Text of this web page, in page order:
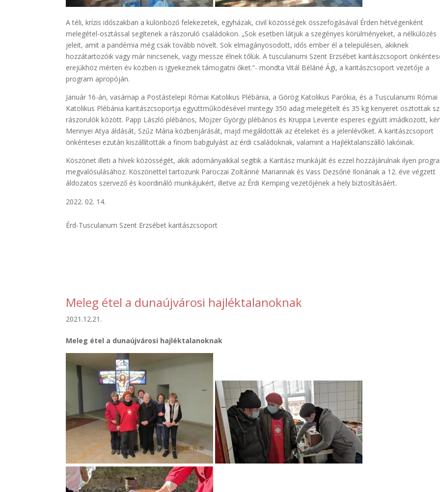
A téli, krízis időszakban a különböző felekezetek, egyházak, civil közösségek összefogásával Érden hétvégenként
melegétel-osztással segítenek a rászoruló családokon. „Sok esetben látjuk a szegényes körülményeket, a nélkülözés
jeleit, amit a pandémia még csak tovább növelt. Sok elmagányosodott, idős ember él a településen, akiknek
hozzátartozóik vagy már nincsenek, vagy messze élnek tőlük. A tusculanumi Szent Erzsébet karitászcsoport
erejükhöz mérten év közben is igyekeznek támogatni őket.”- mondta Vitál Béláné Ági, a karitászcsoport vezetője a
program apropóján.
Január 16-án, vasárnap a Postástelepi Római Katolikus Plébánia, a Görög Katolikus Parókia, és a Tusculanumi Római
Katolikus Plébánia karitászcsoportja együttműködésével mintegy 350 adag melegételt és 35 kg kenyeret osztottak
rászorulók között. Papp László plébános, Mojzer György plébános és Kruppa Levente esperes együtt imádkozott,
Mennyei Atya áldását, Szűz Mária közbenjárását, majd megáldották az ételeket és a jelenlévőket. A karitászcsoport
önkéntesei ezután kiszállították a finom babgulyást az érdi családoknak, valamint a Hajléktalanszálló lakóinak.
Köszönet illeti a hívek közösségét, akik adományaikkal segítik a Karitász munkáját és ezzel hozzájárulnak ilyen
megvalósulásához. Köszönettel tartozunk Paroczai Zoltánné Mariannak és Vass Dezsőné Ilonának a 12. éve végzett
áldozatos szervező és koordináló munkájukért, illetve az Érdi Kemping vezetőjének a hely biztosításáért.
02. 14.
Érd-Tusculanum Szent Erzsébet karitászcsoport
Meleg étel a dunaújvárosi hajléktalanoknak
2021.12.21.
Meleg étel a dunaújvárosi hajléktalanoknak